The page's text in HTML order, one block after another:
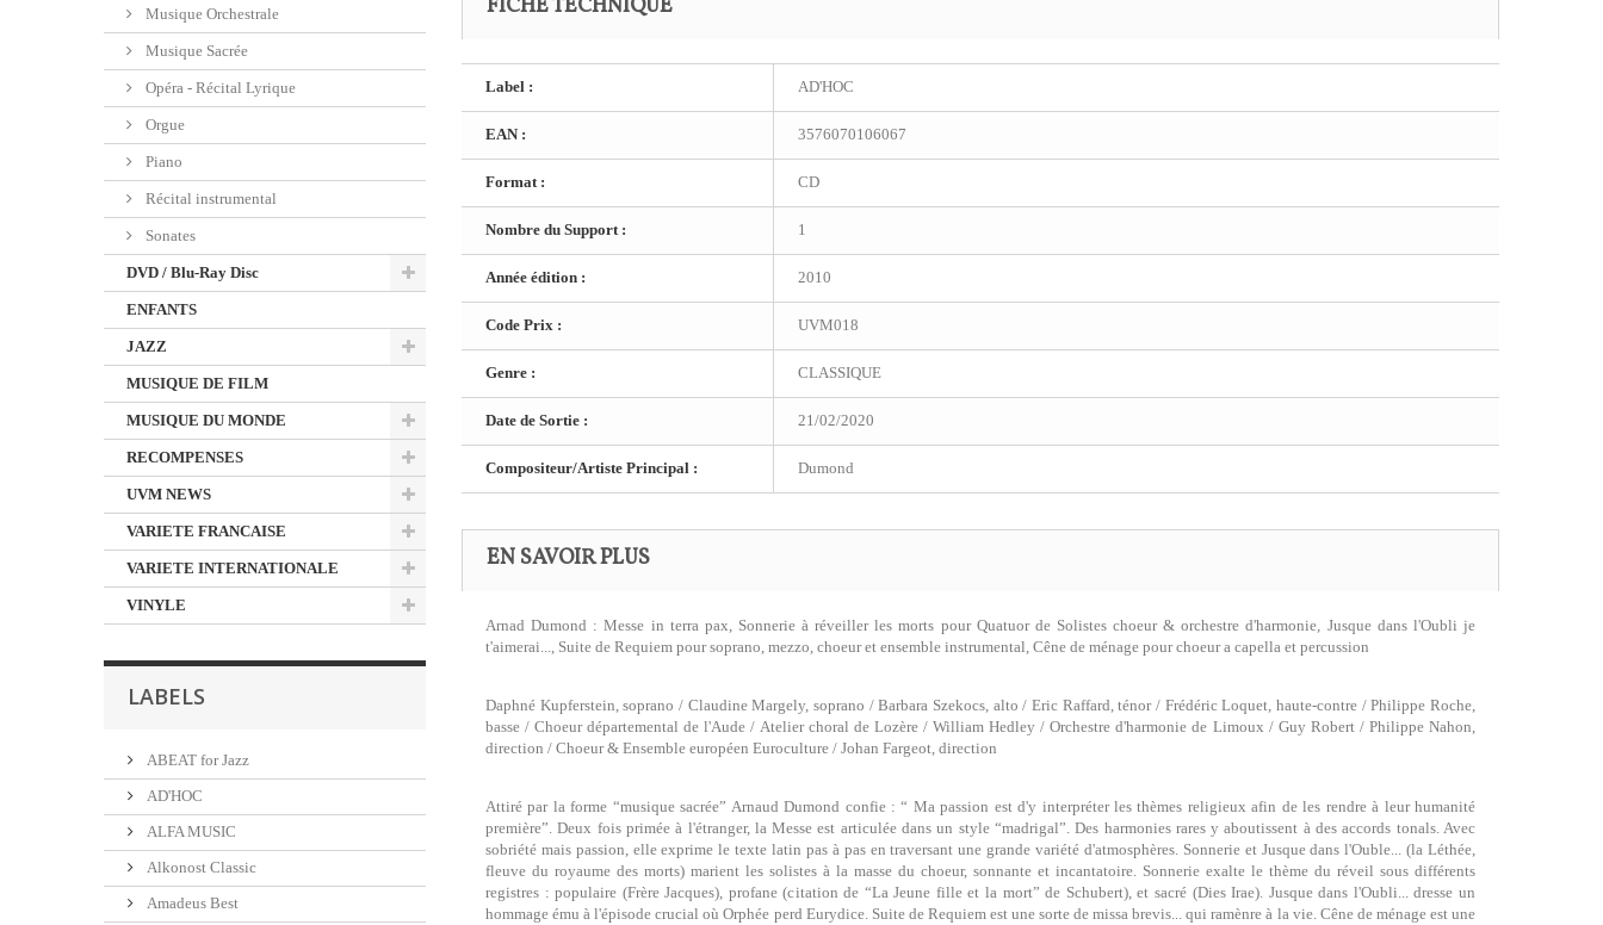
Musique Orchestrale
Musique Sacrée
Opéra - Récital Lyrique
Orgue
Piano
Récital instrumental
Sonates
DVD / Blu-Ray Disc
ENFANTS
JAZZ
MUSIQUE DE FILM
MUSIQUE DU MONDE
RECOMPENSES
UVM NEWS
VARIETE FRANCAISE
VARIETE INTERNATIONALE
VINYLE
LABELS
ABEAT for Jazz
AD'HOC
ALFA MUSIC
Alkonost Classic
Amadeus Best
FICHE TECHNIQUE
Label : AD'HOC
EAN : 3576070106067
Format : CD
Nombre du Support : 1
Année édition : 2010
Code Prix : UVM018
Genre : CLASSIQUE
Date de Sortie : 21/02/2020
Compositeur/Artiste Principal : Dumond
EN SAVOIR PLUS
Arnad Dumond : Messe in terra pax, Sonnerie à réveiller les morts pour Quatuor de Solistes choeur & orchestre d'harmonie, Jusque dans l'Oubli je
t'aimerai..., Suite de Requiem pour soprano, mezzo, choeur et ensemble instrumental, Cêne de ménage pour choeur a capella et percussion
Daphné Kupferstein, soprano / Claudine Margely, soprano / Barbara Szekocs, alto / Eric Raffard, ténor / Frédéric Loquet, haute-contre / Philippe Roche,
basse / Choeur départemental de l'Aude / Atelier choral de Lozère / William Hedley / Orchestre d'harmonie de Limoux / Guy Robert / Philippe Nahon,
direction / Choeur & Ensemble européen Euroculture / Johan Fargeot, direction
Attiré par la forme “musique sacrée” Arnaud Dumond confie : “ Ma passion est d'y interpréter les thèmes religieux afin de les rendre à leur humanité
première”. Deux fois primée à l'étranger, la Messe est articulée dans un style “madrigal”. Des harmonies rares y aboutissent à des accords tonals. Avec
sobriété mais passion, elle exprime le texte latin pas à pas en traversant une grande variété d'atmosphères. Sonnerie et Jusque dans l'Ouble... (la Léthée,
fleuve du royaume des morts) marient les solistes à la masse du choeur, sonnante et incantatoire. Sonnerie exalte le thème du réveil sous différents
registres : populaire (Frère Jacques), profane (citation de “La Jeune fille et la mort” de Schubert), et sacré (Dies Irae). Jusque dans l'Oubli... dresse un
hommage ému à l'épisode crucial où Orphée perd Eurydice. Suite de Requiem est une sorte de missa brevis... qui ramènre à la vie. Cêne de ménage est une